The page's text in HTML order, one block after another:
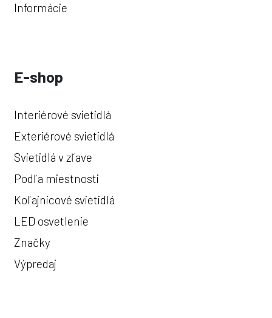
Informácie
E-shop
Interiérové svietidlá
Exteriérové svietidlá
Svietidlá v zľave
Podľa miestnosti
Koľajnicové svietidlá
LED osvetlenie
Značky
Výpredaj